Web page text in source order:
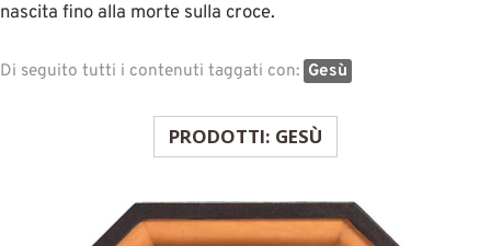
nascita fino alla morte sulla croce.
Di seguito tutti i contenuti taggati con: Gesù
PRODOTTI: GESÙ